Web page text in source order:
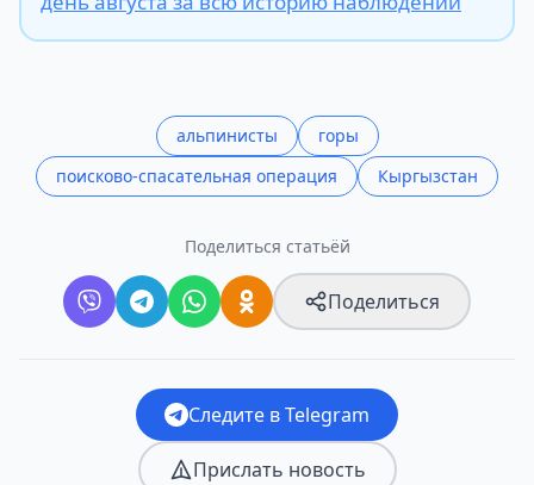
альпинисты
горы
поисково-спасательная операция
Кыргызстан
Поделиться статьёй
Поделиться
Следите в Telegram
Прислать новость